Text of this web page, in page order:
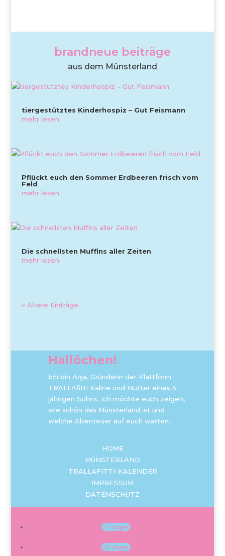
brandneue beiträge
aus dem Münsterland
tiergestütztes Kinderhospiz – Gut Feismann
mehr lesen
Pflückt euch den Sommer Erdbeeren frisch vom
Feld
mehr lesen
Die schnellsten Muffins aller Zeiten
mehr lesen
« Ältere Einträge
Hallöchen!
Ich bin Anja, Gründerin der Plattform
TRALLAfitti Kaline und Mutter eines 5
jährigen Sohns. Ich möchte euch zeigen,
wie schön das Münsterland ist und
welche Abenteuer auf euch warten.
HOME
MÜNSTERLAND
TRALLAFITTI-KALENDER
IMPRESSUM
DATENSCHUTZ
Folgen
Folgen